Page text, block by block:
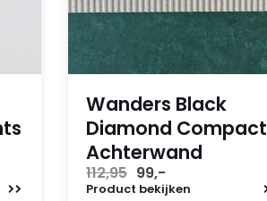
Wanders Black
Diamond Compact
Achterwand
112,95 Oorspronkelijke
prijs
99,-
prijs
Product bekijken